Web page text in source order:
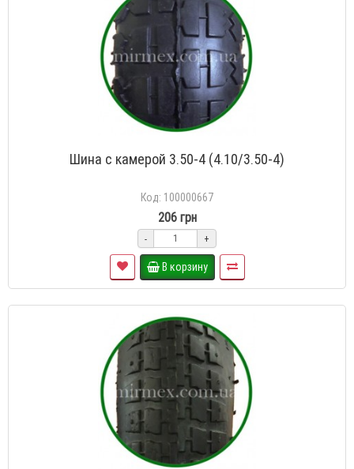
Шина с камерой 3.50-4 (4.10/3.50-4)
Код: 100000667
206 грн
- +
В корзину